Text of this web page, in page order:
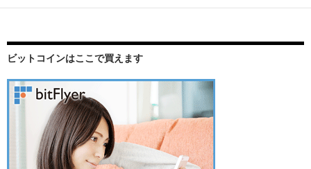
稿
ビ
ゲ
ー
シ
ビットコインはここで買えます